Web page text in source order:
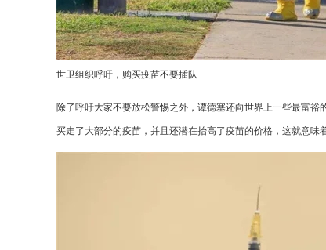
世卫组织呼吁，购买疫苗不要插队
除了呼吁大家不要放松警惕之外，谭德塞还向世界上一些最富
买走了大部分的疫苗，并且还潜在抬高了疫苗的价格，这就意味